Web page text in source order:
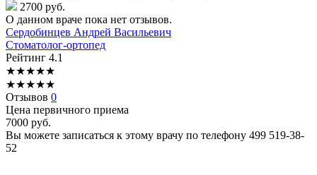
2700 руб.
О данном враче пока нет отзывов.
Сердобинцев Андрей Васильевич
Стоматолог-ортопед
Рейтинг 4.1
★★★★★
★★★★★
Отзывов 0
Цена первичного приема
7000 руб.
Вы можете записаться к этому врачу по телефону 499 519-38-
52